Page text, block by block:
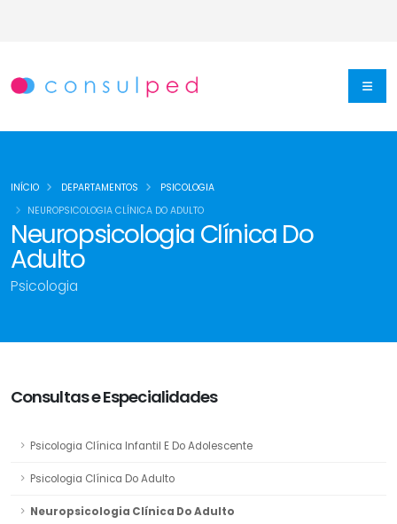
Neuropsicologia Clínica Do
Adulto
Psicologia
INÍCIO DEPARTAMENTOS
PSICOLOGIA
NEUROPSICOLOGIA CLÍNICA DO ADULTO
Consultas e Especialidades
Psicologia Clínica Infantil E Do Adolescente
Psicologia Clínica Do Adulto
Neuropsicologia Clínica Do Adulto